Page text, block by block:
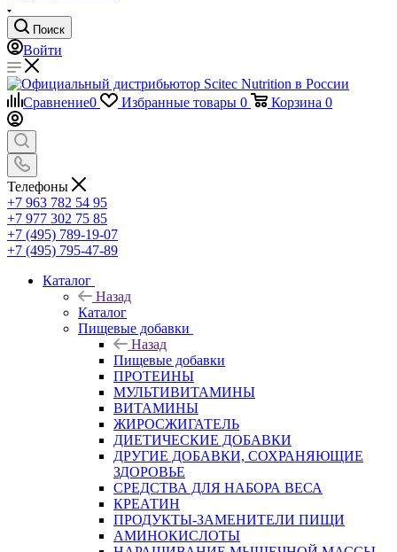
Поиск
Войти
Сравнение0 Избранные товары 0 Корзина 0
Телефоны
+7 963 782 54 95
+7 977 302 75 85
+7 (495) 789-19-07
+7 (495) 795-47-89
Каталог
Назад
Каталог
Пищевые добавки
Назад
Пищевые добавки
ПРОТЕИНЫ
МУЛЬТИВИТАМИНЫ
ВИТАМИНЫ
ЖИРОСЖИГАТЕЛЬ
ДИЕТИЧЕСКИЕ ДОБАВКИ
ДРУГИЕ ДОБАВКИ, СОХРАНЯЮЩИЕ
ЗДОРОВЬЕ
СРЕДСТВА ДЛЯ НАБОРА ВЕСА
КРЕАТИН
ПРОДУКТЫ-ЗАМЕНИТЕЛИ ПИЩИ
АМИНОКИСЛОТЫ